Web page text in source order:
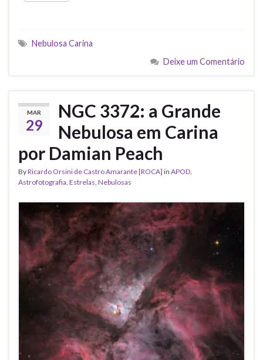
Nebulosa Carina
Deixe um Comentário
MAR
29
NGC 3372: a Grande
Nebulosa em Carina
por Damian Peach
ByRicardo Orsini de Castro Amarante [ROCA] in APOD,
Astrofotografia, Estrelas, Nebulosas